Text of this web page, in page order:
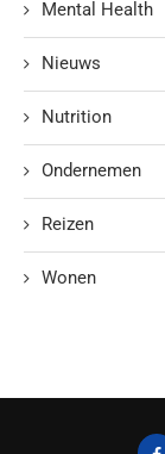
Mental Health
Nieuws
Nutrition
Ondernemen
Reizen
Wonen